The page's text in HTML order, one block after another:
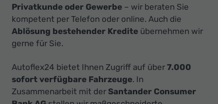
Privatkunde oder Gewerbe – wir beraten Sie
kompetent per Telefon oder online. Auch die
Ablösung bestehender Kredite übernehmen wir
gerne für Sie.
Autoflex24 bietet Ihnen Zugriff auf über 7.000
sofort verfügbare Fahrzeuge. In
Zusammenarbeit mit der Santander Consumer